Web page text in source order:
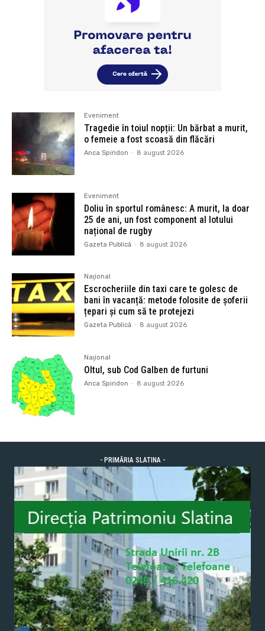
Eveniment
Tragedie în toiul nopții: Un bărbat a murit,
o femeie a fost scoasă din flăcări
Anca Spiridon - 8 august 2026
Eveniment
Doliu în sportul românesc: A murit, la doar
25 de ani, un fost component al lotului
național de rugby
Gazeta Publică - 8 august 2026
Naţional
Escrocheriile din taxi care te golesc de
bani în vacanță: metode folosite de șoferii
țepari și cum să te protejezi
Gazeta Publică - 8 august 2026
Naţional
Oltul, sub Cod Galben de furtuni
Anca Spiridon - 8 august 2026
- PRIMĂRIA SLATINA -